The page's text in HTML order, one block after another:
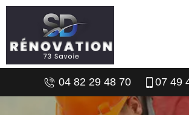
04 82 29 48 70 07 49